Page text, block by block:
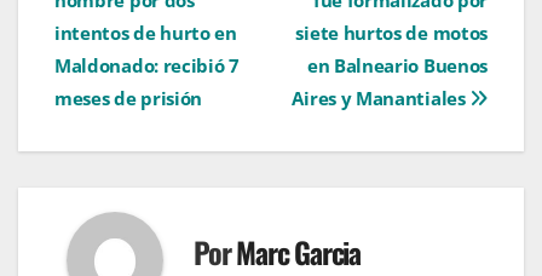
de
entradas
siete hurtos de motos
en Balneario Buenos
Aires y Manantiales
intentos de hurto en
Maldonado: recibió 7
meses de prisión
PorMarc Garcia